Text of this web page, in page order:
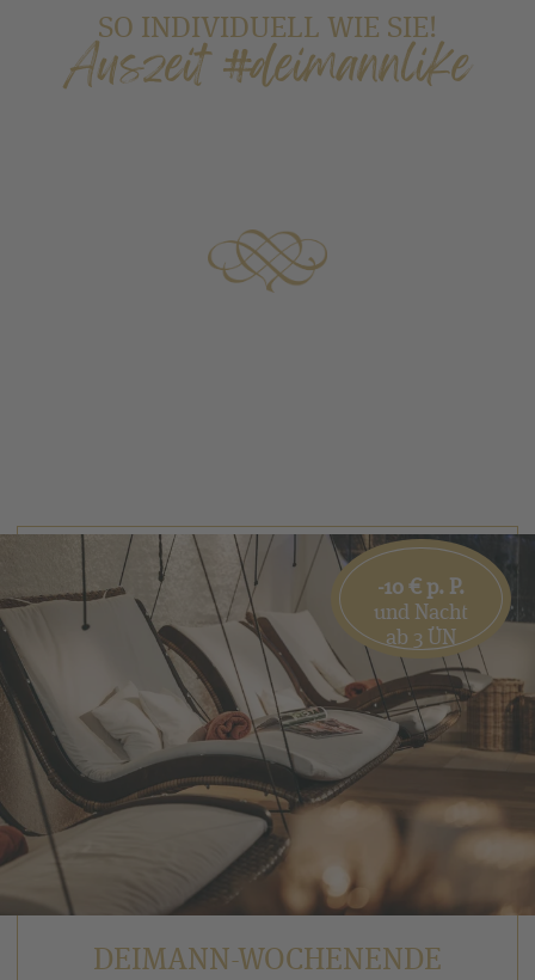
SO INDIVIDUELL WIE SIE!
Auszeit #deimannlike
-10 € p. P.
und Nacht
ab 3 ÜN
DEIMANN-WOCHENENDE